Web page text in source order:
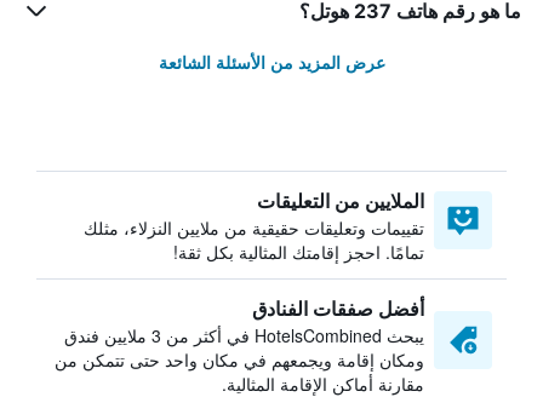
ما هو رقم هاتف 237 هوتل؟
عرض المزيد من الأسئلة الشائعة
الملايين من التعليقات
تقييمات وتعليقات حقيقية من ملايين النزلاء، مثلك
تمامًا. احجز إقامتك المثالية بكل ثقة!
أفضل صفقات الفنادق
يبحث HotelsCombined في أكثر من 3 ملايين فندق
ومكان إقامة ويجمعهم في مكان واحد حتى تتمكن من
مقارنة أماكن الإقامة المثالية.